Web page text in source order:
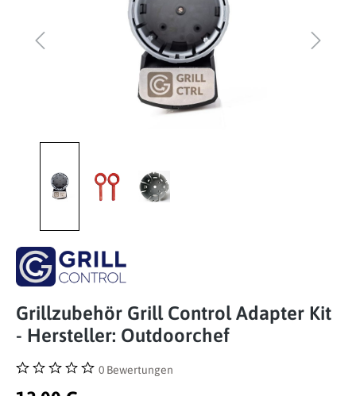
Grillzubehör Grill Control Adapter Kit
- Hersteller: Outdoorchef
Durchschnittliche Bewertung von 0 von 5 Sternen
0 Bewertungen